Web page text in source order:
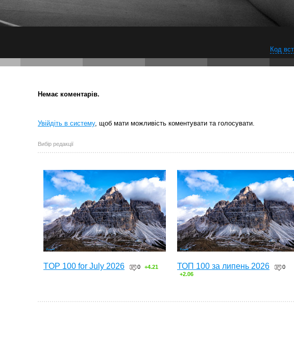
Код
Немає коментарів.
Увійдіть в систему, щоб мати можливість коментувати та голосувати.
Вибір редакції
TOP 100 for July 2026 0 +4.21 ТОП 100 за липень 2026
0
+2.06